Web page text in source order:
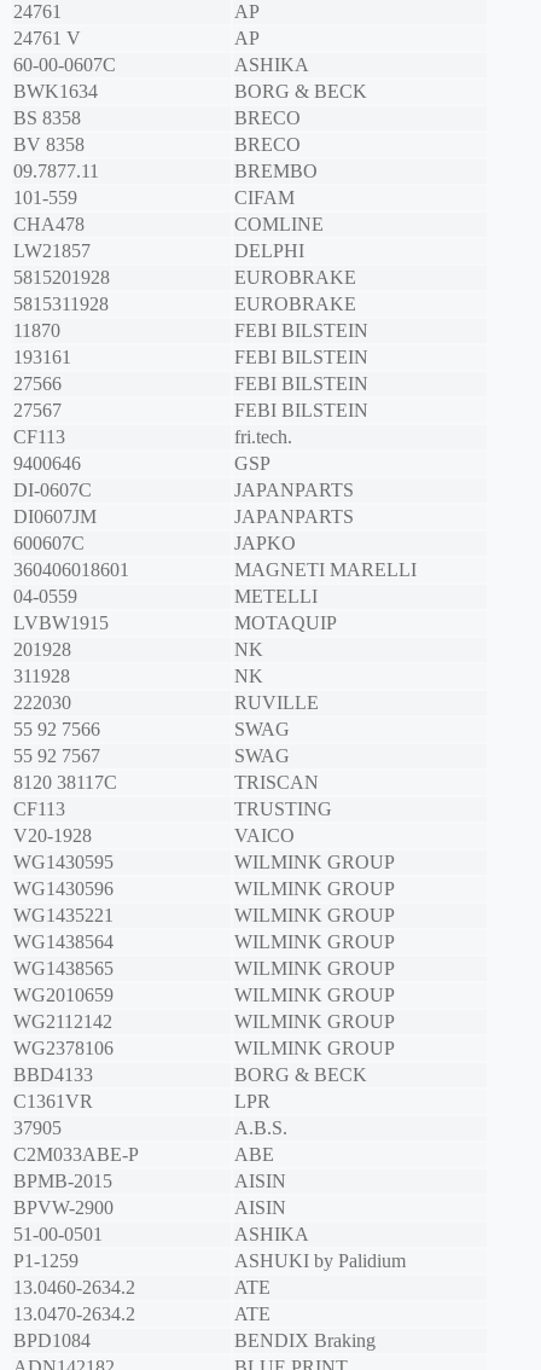
24761
AP
24761 V
AP
60-00-0607C
ASHIKA
BWK1634
BORG & BECK
BS 8358
BRECO
BV 8358
BRECO
09.7877.11
BREMBO
101-559
CIFAM
CHA478
COMLINE
LW21857
DELPHI
5815201928
EUROBRAKE
5815311928
EUROBRAKE
11870
FEBI BILSTEIN
193161
FEBI BILSTEIN
27566
FEBI BILSTEIN
27567
FEBI BILSTEIN
CF113
fri.tech.
9400646
GSP
DI-0607C
JAPANPARTS
DI0607JM
JAPANPARTS
600607C
JAPKO
360406018601
MAGNETI MARELLI
04-0559
METELLI
LVBW1915
MOTAQUIP
201928
NK
311928
NK
222030
RUVILLE
55 92 7566
SWAG
55 92 7567
SWAG
8120 38117C
TRISCAN
CF113
TRUSTING
V20-1928
VAICO
WG1430595
WILMINK GROUP
WG1430596
WILMINK GROUP
WG1435221
WILMINK GROUP
WG1438564
WILMINK GROUP
WG1438565
WILMINK GROUP
WG2010659
WILMINK GROUP
WG2112142
WILMINK GROUP
WG2378106
WILMINK GROUP
BBD4133
BORG & BECK
C1361VR
LPR
37905
A.B.S.
C2M033ABE-P
ABE
BPMB-2015
AISIN
BPVW-2900
AISIN
51-00-0501
ASHIKA
P1-1259
ASHUKI by Palidium
13.0460-2634.2
ATE
13.0470-2634.2
ATE
BPD1084
BENDIX Braking